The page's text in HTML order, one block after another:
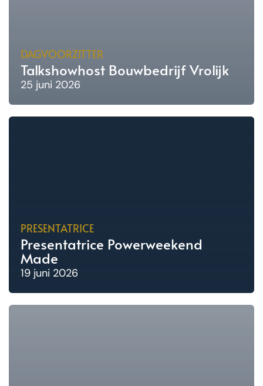
DAGVOORZITTER
Talkshowhost Bouwbedrijf Vrolijk
25 juni 2026
PRESENTATRICE
Presentatrice Powerweekend
Made
19 juni 2026